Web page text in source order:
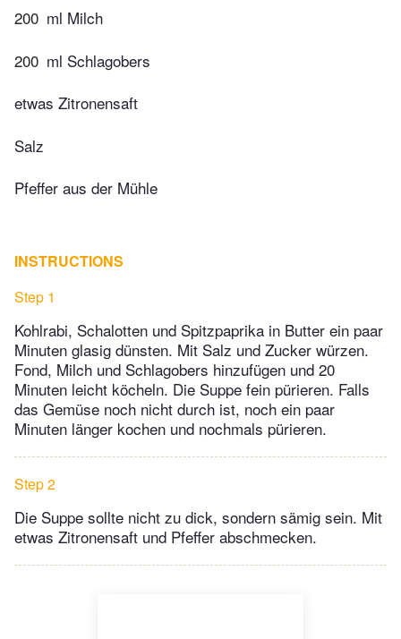
200 ml Milch
200 ml Schlagobers
etwas Zitronensaft
Salz
Pfeffer aus der Mühle
INSTRUCTIONS
Step 1
Kohlrabi, Schalotten und Spitzpaprika in Butter ein paar
Minuten glasig dünsten. Mit Salz und Zucker würzen.
Fond, Milch und Schlagobers hinzufügen und 20
Minuten leicht köcheln. Die Suppe fein pürieren. Falls
das Gemüse noch nicht durch ist, noch ein paar
Minuten länger kochen und nochmals pürieren.
Step 2
Die Suppe sollte nicht zu dick, sondern sämig sein. Mit
etwas Zitronensaft und Pfeffer abschmecken.